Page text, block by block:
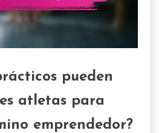
pueden
atletas para
emprendedor?